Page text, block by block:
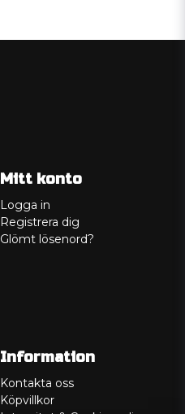
Mitt konto
Logga in
Registrera dig
Glömt lösenord?
Information
Kontakta oss
Köpvillkor